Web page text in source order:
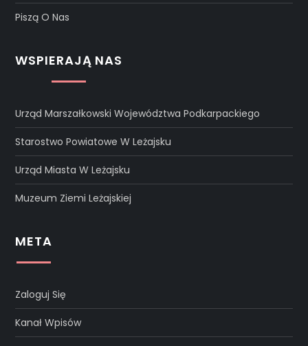
Piszą O Nas
WSPIERAJĄ NAS
Urząd Marszałkowski Województwa Podkarpackiego
Starostwo Powiatowe W Leżajsku
Urząd Miasta W Leżajsku
Muzeum Ziemi Leżajskiej
META
Zaloguj Się
Kanał Wpisów